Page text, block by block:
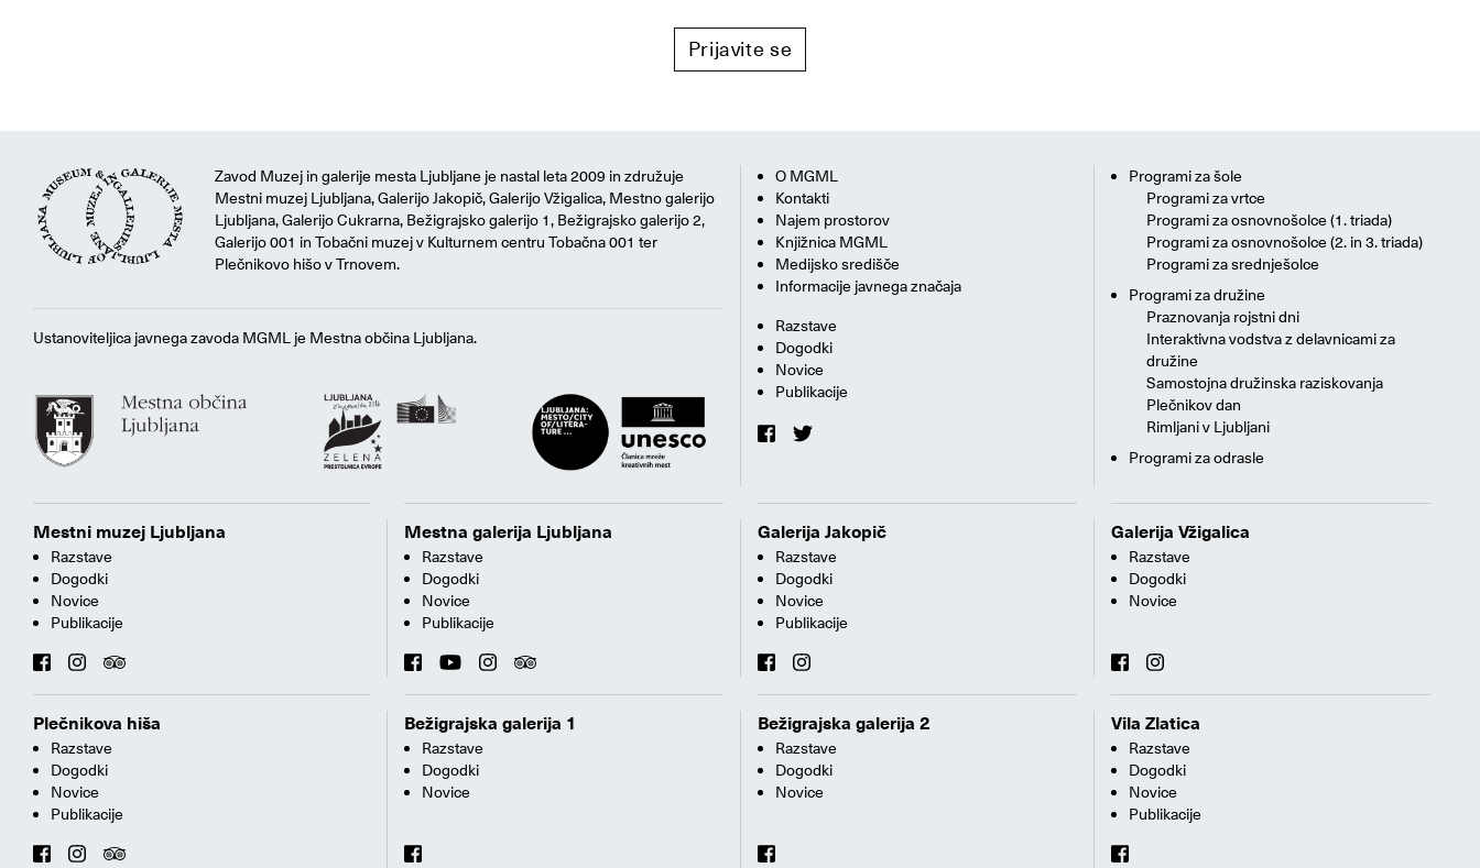
Prijavite se
Zavod Muzej in galerije mesta Ljubljane je nastal leta 2009 in združuje
Mestni muzej Ljubljana, Galerijo Jakopič, Galerijo Vžigalica, Mestno galerijo
Ljubljana, Galerijo Cukrarna, Bežigrajsko galerijo 1, Bežigrajsko galerijo 2,
Galerijo 001 in Tobačni muzej v Kulturnem centru Tobačna 001 ter
Plečnikovo hišo v Trnovem.
Ustanoviteljica javnega zavoda MGML je Mestna občina Ljubljana.
O MGML
Kontakti
Najem prostorov
Knjižnica MGML
Medijsko središče
Informacije javnega značaja
Razstave
Dogodki
Novice
Publikacije
Programi za šole
Programi za vrtce
Programi za osnovnošolce (1. triada)
Programi za osnovnošolce (2. in 3. triada)
Programi za srednješolce
Programi za družine
Praznovanja rojstni dni
Interaktivna vodstva z delavnicami za
družine
Samostojna družinska raziskovanja
Plečnikov dan
Rimljani v Ljubljani
Programi za odrasle
Mestni muzej Ljubljana
Razstave
Dogodki
Novice
Publikacije
Mestna galerija Ljubljana
Razstave
Dogodki
Novice
Publikacije
Galerija Jakopič
Razstave
Dogodki
Novice
Publikacije
Galerija Vžigalica
Razstave
Dogodki
Novice
Plečnikova hiša
Razstave
Dogodki
Novice
Publikacije
Bežigrajska galerija 1
Razstave
Dogodki
Novice
Bežigrajska galerija 2
Razstave
Dogodki
Novice
Vila Zlatica
Razstave
Dogodki
Novice
Publikacije